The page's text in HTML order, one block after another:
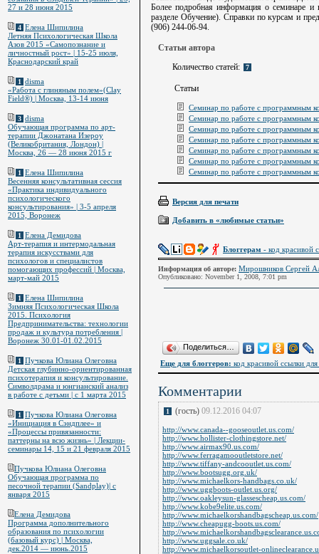
Более подробная информация о семинаре
разделе Обучение). Справки по курсам и
(906) 244-06-94.
Статьи автора
Количество статей:
7
Статьи
Семинар по работе с программным
Семинар по работе с программным
Семинар по работе с программным
Семинар по работе с программным
Семинар по работе с программным
Семинар по работе с программным
Семинар по работе с программным
Версия для печати
Добавить в «любимые статьи»
Блоггерам - код красивой
Информация об авторе: Мирошников Сергей
Опубликовано: November 1, 2008, 7:01 pm
Поделиться…
Еще для блоггеров: код красивой ссылки для
Комментарии
1 (гость) 09.12.2016 04:07
http://www.canada--gooseoutlet.us.com/
http://www.hollister-clothingstore.net/
http://www.airmax90.us.com/
http://www.ferragamooutletstore.net/
http://www.tiffany-andcooutlet.us.com/
http://www.bootsugg.org.uk/
http://www.michaelkors-handbags.co.uk/
http://www.uggboots-outlet.us.org/
http://www.oakleysun-glassescheap.us.com/
http://www.kobe9elite.us.com/
http://www.michaelkorshandbagscheap.us.com/
http://www.cheapugg-boots.us.com/
http://
http://www.uggsale.co.uk/
http://www.michaelkorsoutlet-
27 и 28 июня 2015
4 Елена Шипилина
Летняя Психологическая Школа
Азов 2015 «Самопознание и
личностный рост» | 15-25 июля,
Краснодарский край
1 disma
«Работа с глиняным полем»(Clay
Field®) | Москва, 13-14 июня
3 disma
Обучающая программа по арт-
терапии Джонатана Изероу
(Великобритания, Лондон) |
Москва, 26 — 28 июня 2015 г
1 Елена Шипилина
Весенняя консультативная сессия
«Практика индивидуального
психологического
консультирования» | 3-5 апреля
2015, Воронеж
1 Елена Демидова
Арт-терапия и интермодальная
терапия искусствами для
психологов и специалистов
помогающих профессий | Москва,
март-май 2015
1 Елена Шипилина
Зимняя Психологическая Школа
2015. Психология
Предпринимательства: технологии
продаж и культура потребления |
Воронеж 30.01-01.02.2015
1 Пучкова Юлиана Олеговна
Детская глубинно-ориентированная
психотерапия и консультирование.
Символдрама и юнгианский анализ
в работе с детьми | c 1 марта 2015
1 Пучкова Юлиана Олеговна
«Инициация в Сэндплее» и
«Процессы привязанности:
паттерны на всю жизнь» | Лекции-
семинары 14, 15 и 21 февраля 2015
Пучкова Юлиана Олеговна
Обучающая программа по
песочной терапии (Sandplay)| с
января 2015
Елена Демидова
Программа дополнительного
образования по психологии
(базовый курс) | Москва,
дек.2014 — июнь.2015